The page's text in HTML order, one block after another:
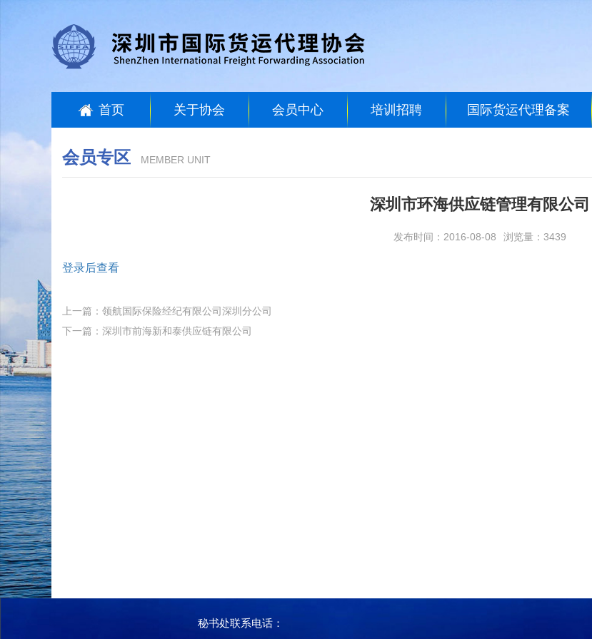
首页 关于协会 会员中心 培训招聘 国际货运代理备案
会员专区 MEMBER UNIT
深圳市环海供应链管理有限公司
发布时间：2016-08-08 浏览量：3439
登录后查看
上一篇：领航国际保险经纪有限公司深圳分公司
下一篇：深圳市前海新和泰供应链有限公司
秘书处联系电话：